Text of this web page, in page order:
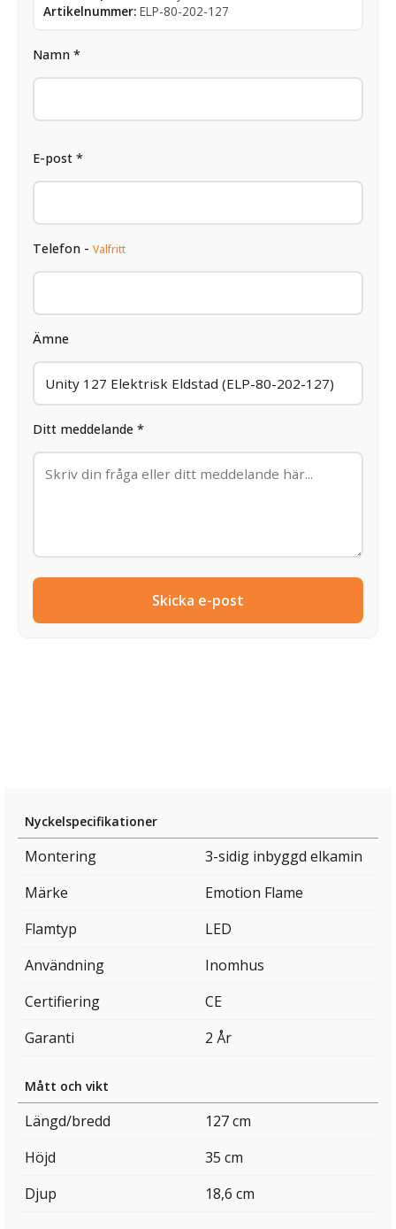
Artikelnummer: ELP-80-202-127
Namn *
E-post *
Telefon - Valfritt
Ämne
Ditt meddelande *
Skicka e-post
Nyckelspecifikationer
Montering
3-sidig inbyggd elkamin
Märke
Emotion Flame
Flamtyp
LED
Användning
Inomhus
Certifiering
CE
Garanti
2 År
Mått och vikt
Längd/bredd
127 cm
Höjd
35 cm
Djup
18,6 cm